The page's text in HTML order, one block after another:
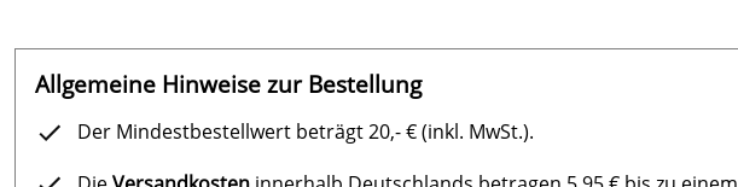
Allgemeine Hinweise zur Bestellung
Der Mindestbestellwert beträgt 20,- € (inkl. MwSt.).